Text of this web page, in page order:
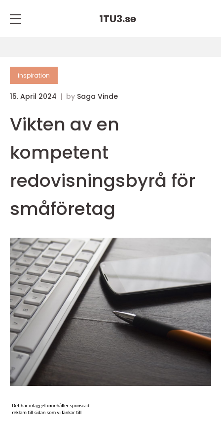
1TU3.se
inspiration
15. April 2024 by Saga Vinde
Vikten av en
kompetent
redovisningsbyrå för
småföretag